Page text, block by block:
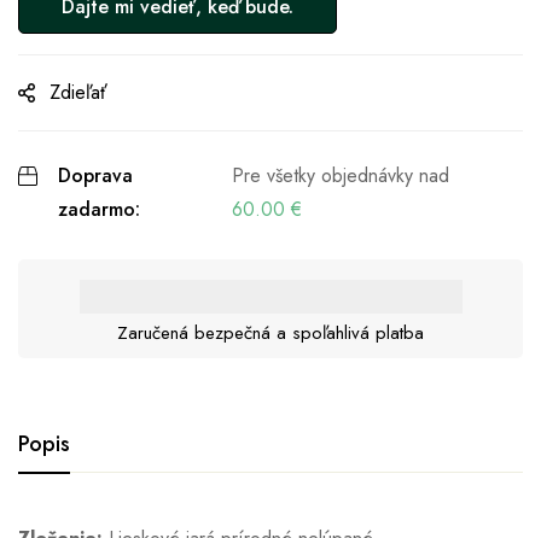
Zdieľať
Doprava
zadarmo:
Pre všetky objednávky nad
60.00 €
Zaručená bezpečná a spoľahlivá platba
Popis